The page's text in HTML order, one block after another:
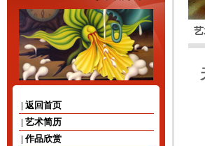
| 返回首页
| 艺术简历
| 作品欣赏
艺